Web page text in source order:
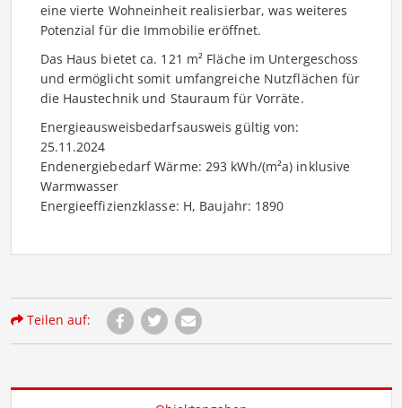
eine vierte Wohneinheit realisierbar, was weiteres
Potenzial für die Immobilie eröffnet.
Das Haus bietet ca. 121 m² Fläche im Untergeschoss
und ermöglicht somit umfangreiche Nutzflächen für
die Haustechnik und Stauraum für Vorräte.
Energieausweisbedarfsausweis gültig von:
25.11.2024
Endenergiebedarf Wärme: 293 kWh/(m²a) inklusive
Warmwasser
Energieeffizienzklasse: H, Baujahr: 1890
Teilen auf: